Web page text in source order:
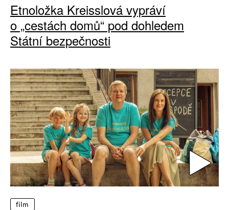
Etnoložka Kreisslová vypráví
o „cestách domů“ pod dohledem
Státní bezpečnosti
film